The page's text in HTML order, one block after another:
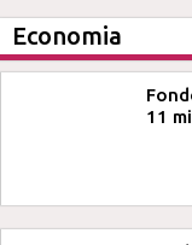
Economia
11